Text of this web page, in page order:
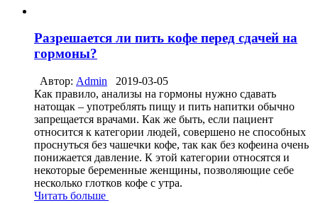
Разрешается ли пить кофе перед сдачей на
гормоны?
Автор: Admin
2019-03-05
Как правило, анализы на гормоны нужно сдавать
натощак – употреблять пищу и пить напитки обычно
запрещается врачами. Как же быть, если пациент
относится к категории людей, совершено не способных
проснуться без чашечки кофе, так как без кофеина очень
понижается давление. К этой категории относятся и
некоторые беременные женщины, позволяющие себе
несколько глотков кофе с утра.
Читать больше